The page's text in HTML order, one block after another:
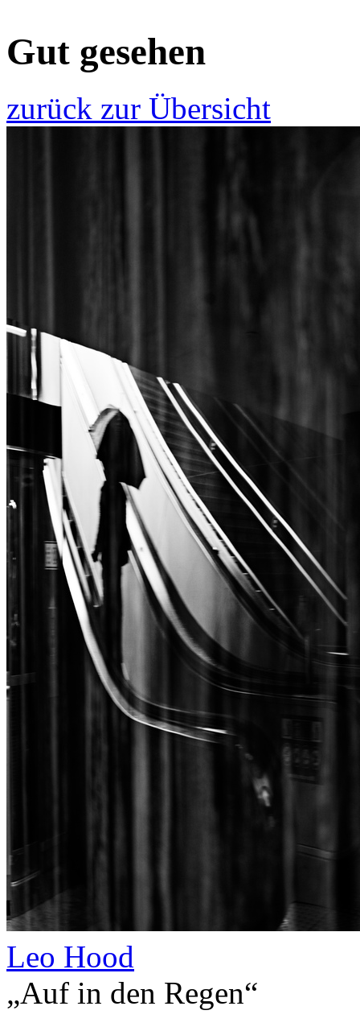
Gut gesehen
zurück zur Übersicht
Leo Hood
„Auf in den Regen“